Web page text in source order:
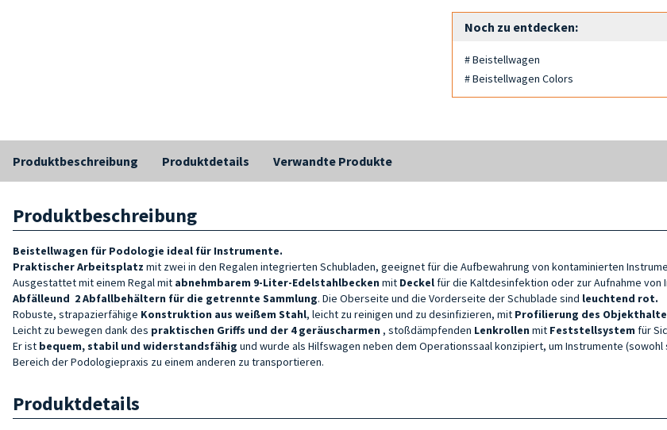
Noch zu entdecken:
# Beistellwagen
# Beistellwagen Colors
Produktbeschreibung Produktdetails Verwandte Produkte
Produktbeschreibung
Beistellwagen für Podologie ideal für Instrumente.
Praktischer Arbeitsplatz mit zwei in den Regalen integrierten Schubladen, geeignet für die Aufbewahrung von kontaminierten
Ausgestattet mit einem Regal mit abnehmbarem 9-Liter-Edelstahlbecken mit Deckel für die Kaltdesinfektion oder zur Aufnahme
Abfälleund 2 Abfallbehältern für die getrennte Sammlung. Die Oberseite und die Vorderseite der Schublade sind leuchtend rot.
Robuste, strapazierfähige Konstruktion aus weißem Stahl, leicht zu reinigen und zu desinfizieren, mit Profilierung des
Leicht zu bewegen dank des praktischen Griffs und der 4 geräuscharmen , stoßdämpfenden Lenkrollen mit Feststellsystem für
Er ist bequem, stabil und widerstandsfähig und wurde als Hilfswagen neben dem Operationssaal konzipiert, um Instrumente
Bereich der Podologiepraxis zu einem anderen zu transportieren.
Produktdetails